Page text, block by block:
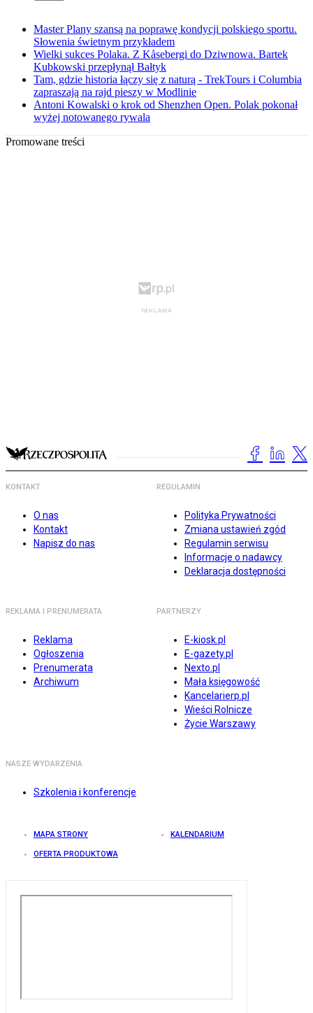
Master Plany szansą na poprawę kondycji polskiego sportu.
Słowenia świetnym przykładem
Wielki sukces Polaka. Z Kåsebergi do Dziwnowa. Bartek
Kubkowski przepłynął Bałtyk
Tam, gdzie historia łączy się z naturą - TrekTours i Columbia
zapraszają na rajd pieszy w Modlinie
Antoni Kowalski o krok od Shenzhen Open. Polak pokonał
wyżej notowanego rywala
Promowane treści
KONTAKT
O nas
Kontakt
Napisz do nas
REGULAMIN
Polityka Prywatności
Zmiana ustawień zgód
Regulamin serwisu
Informacje o nadawcy
Deklaracja dostępności
REKLAMA I PRENUMERATA
Reklama
Ogłoszenia
Prenumerata
Archiwum
PARTNERZY
E-kiosk.pl
E-gazety.pl
Nexto.pl
Mała księgowość
Kancelarierp.pl
Wieści Rolnicze
Życie Warszawy
NASZE WYDARZENIA
Szkolenia i konferencje
MAPA STRONY KALENDARIUM
OFERTA PRODUKTOWA